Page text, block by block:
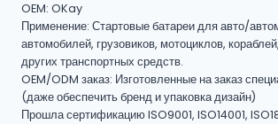
OEM: OKay
Применение: Стартовые батареи для авто/
автомобилей, грузовиков, мотоциклов,
других транспортных средств.
OEM/ODM заказ: Изготовленные на заказ
(даже обеспечить бренд и упаковка дизайн)
Прошла сертификацию ISO9001, ISO14001,